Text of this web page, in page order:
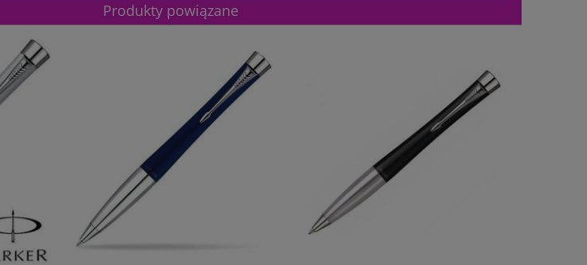
Produkty powiązane